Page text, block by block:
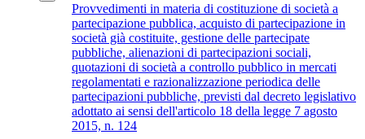
Provvedimenti in materia di costituzione di società a
partecipazione pubblica, acquisto di partecipazione in
società già costituite, gestione delle partecipate
pubbliche, alienazioni di partecipazioni sociali,
quotazioni di società a controllo pubblico in mercati
regolamentati e razionalizzazione periodica delle
partecipazioni pubbliche, previsti dal decreto legislativo
adottato ai sensi dell'articolo 18 della legge 7 agosto
2015, n. 124